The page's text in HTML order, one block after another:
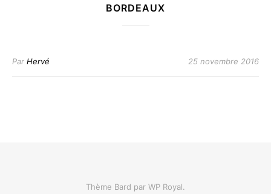
BORDEAUX
Par Hervé 25 novembre 2016
Thème Bard par WP Royal.